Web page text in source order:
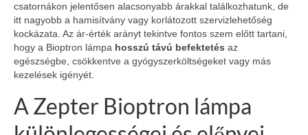
csatornákon jelentősen alacsonyabb árakkal találkozhatunk, de
itt nagyobb a hamisítvány vagy korlátozott szervizlehetőség
kockázata. Az ár-érték arányt tekintve fontos szem előtt tartani,
hogy a Bioptron lámpa hosszú távú befektetés az
egészségbe, csökkentve a gyógyszerköltségeket vagy más
kezelések igényét.
A Zepter Bioptron lámpa